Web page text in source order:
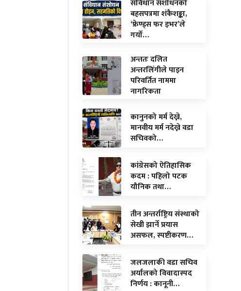
संविधान संशोधनको
बहसपत्रमा शंकैशङ्का,
‘फ्रेण्ड्स फर इभर’ले
गर्यो…
अन्ततः दलित
अन्तरलिंगीले पाइन
परिवर्तित नाममा
नागरिकता
कानुनको मर्म देख्ने,
मानवीय मर्म नदेख्ने वडा
सचिवको…
कांग्रेसको ऐतिहासिक
कदम : पहिलो पटक
यौनिक तथा…
तीन अन्तर्राष्ट्रिय संस्थाको
सेखी झार्ने प्रयास
असफल, स्पष्टीकरण…
जलजलाकी वडा सचिव
अर्यालको विवादास्पद
निर्णय : कानूनी…